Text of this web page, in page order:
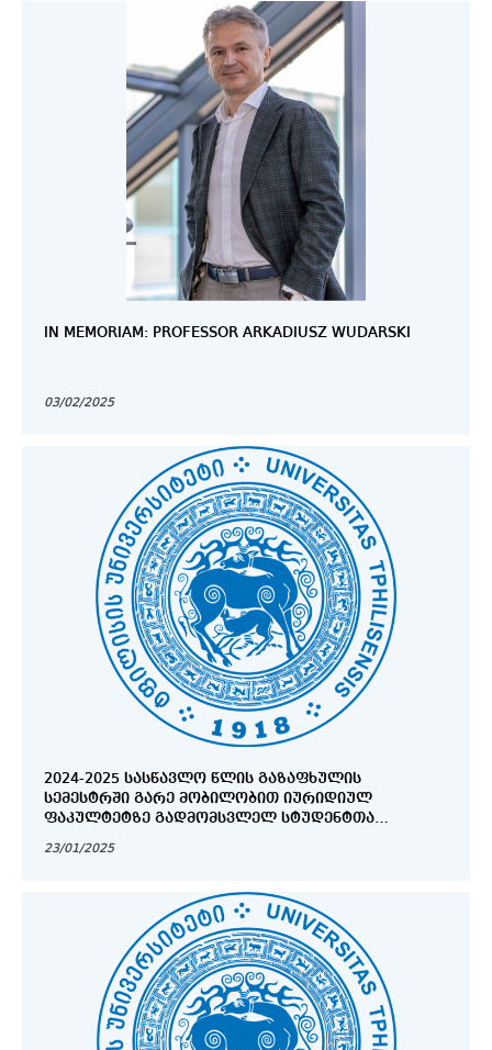
IN MEMORIAM: PROFESSOR ARKADIUSZ WUDARSKI
03/02/2025
2024-2025 ᲡᲐᲡᲬᲐᲕᲚᲝ ᲬᲚᲘᲡ ᲒᲐᲖᲐᲤᲮᲣᲚᲘᲡ
ᲡᲔᲛᲔᲡᲢᲠᲨᲘ ᲒᲐᲠᲔ ᲛᲝᲑᲘᲚᲝᲑᲘᲗ ᲘᲣᲠᲘᲓᲘᲣᲚ
ᲤᲐᲙᲣᲚᲢᲔᲢᲖᲔ ᲒᲐᲓᲛᲝᲛᲡᲕᲚᲔᲚ ᲡᲢᲣᲓᲔᲜᲢᲗᲐ
23/01/2025